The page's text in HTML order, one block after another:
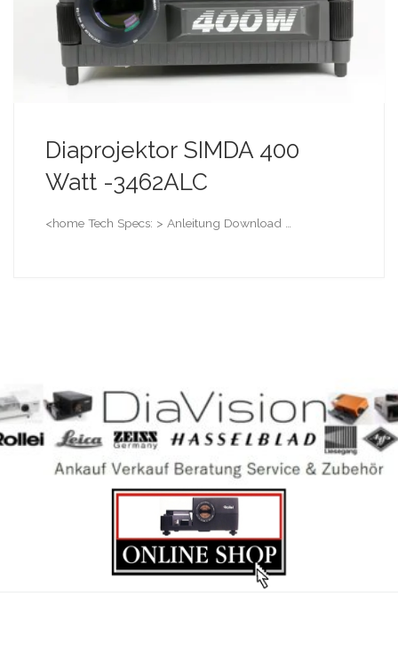
Diaprojektor SIMDA 400
Watt -3462ALC
<home Tech Specs: > Anleitung Download …